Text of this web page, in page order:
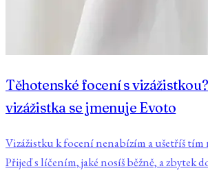
Těhotenské focení s
vizážistka se jmenuje Evoto
Vizážistku k focení nenabízím a ušetříš tím
Přijeď s líčením, jaké nosíš běžně, a zbytek